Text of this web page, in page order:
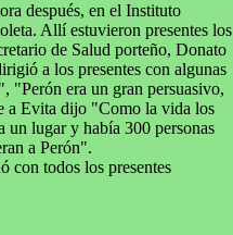
después, en el Instituto
Allí estuvieron presentes los
de Salud porteño, Donato
a los presentes con algunas
"Perón era un gran persuasivo,
a Evita dijo "Como la vida los
un lugar y había 300 personas
a Perón".
con todos los presentes